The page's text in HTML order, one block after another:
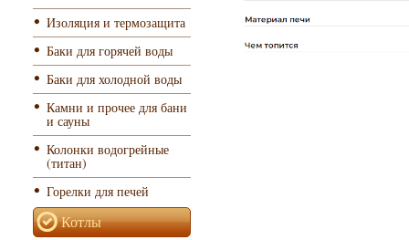
Изоляция и термозащита
Баки для горячей воды
Баки для холодной воды
Камни и прочее для бани
и сауны
Колонки водогрейные
(титан)
Горелки для печей
Котлы